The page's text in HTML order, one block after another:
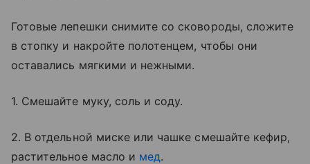
Готовые лепешки снимите со сковороды, сложите
в стопку и накройте полотенцем, чтобы они
оставались мягкими и нежными.
1. Смешайте муку, соль и соду.
2. В отдельной миске или чашке смешайте кефир,
растительное масло и мед.